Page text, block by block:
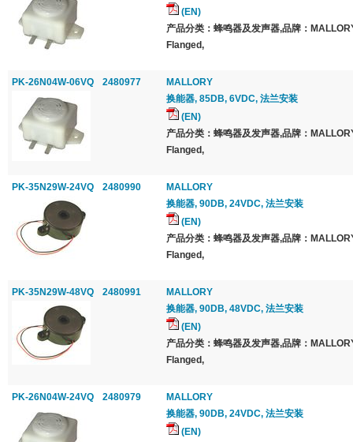
(EN)
产品分类：蜂鸣器及发声器,品牌：
Flanged,
PK-26N04W-06VQ 2480977
MALLORY
换能器, 85DB, 6VDC, 法兰安装
(EN)
产品分类：蜂鸣器及发声器,品牌：
Flanged,
PK-35N29W-24VQ 2480990
MALLORY
换能器, 90DB, 24VDC, 法兰安装
(EN)
产品分类：蜂鸣器及发声器,品牌：
Flanged,
PK-35N29W-48VQ 2480991
MALLORY
换能器, 90DB, 48VDC, 法兰安装
(EN)
产品分类：蜂鸣器及发声器,品牌：
Flanged,
PK-26N04W-24VQ 2480979
MALLORY
换能器, 90DB, 24VDC, 法兰安装
(EN)